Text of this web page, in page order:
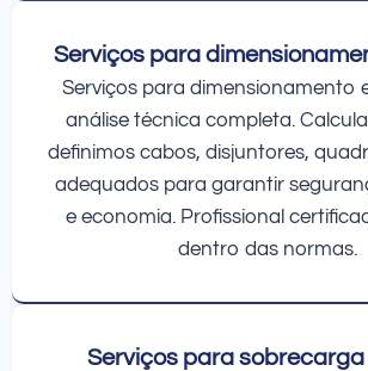
Serviços para
Serviços para dimensionamento
análise técnica completa.
definimos cabos, disjuntores,
adequados para garantir
e economia. Profissional
dentro das normas.
Serviços para